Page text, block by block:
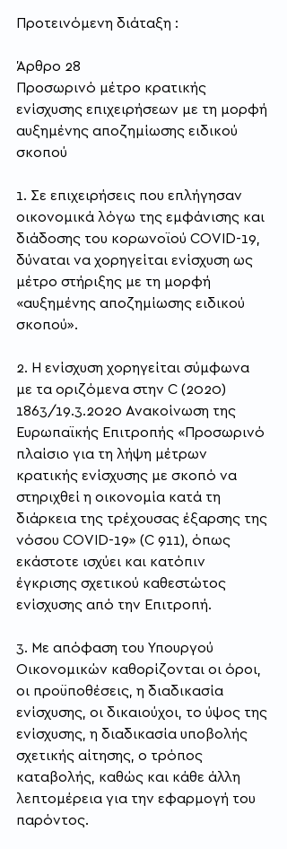
Προτεινόμενη διάταξη :
Άρθρο 28
Προσωρινό μέτρο κρατικής
ενίσχυσης επιχειρήσεων με τη μορφή
αυξημένης αποζημίωσης ειδικού
σκοπού
1. Σε επιχειρήσεις που επλήγησαν
οικονομικά λόγω της εμφάνισης και
διάδοσης του κορωνοϊού COVID-19,
δύναται να χορηγείται ενίσχυση ως
μέτρο στήριξης με τη μορφή
«αυξημένης αποζημίωσης ειδικού
σκοπού».
2. Η ενίσχυση χορηγείται σύμφωνα
με τα οριζόμενα στην C (2020)
1863/19.3.2020 Ανακοίνωση της
Ευρωπαϊκής Επιτροπής «Προσωρινό
πλαίσιο για τη λήψη μέτρων
κρατικής ενίσχυσης με σκοπό να
στηριχθεί η οικονομία κατά τη
διάρκεια της τρέχουσας έξαρσης της
νόσου COVID-19» (C 911), όπως
εκάστοτε ισχύει και κατόπιν
έγκρισης σχετικού καθεστώτος
ενίσχυσης από την Επιτροπή.
3. Με απόφαση του Υπουργού
Οικονομικών καθορίζονται οι όροι,
οι προϋποθέσεις, η διαδικασία
ενίσχυσης, οι δικαιούχοι, το ύψος της
ενίσχυσης, η διαδικασία υποβολής
σχετικής αίτησης, ο τρόπος
καταβολής, καθώς και κάθε άλλη
λεπτομέρεια για την εφαρμογή του
παρόντος.